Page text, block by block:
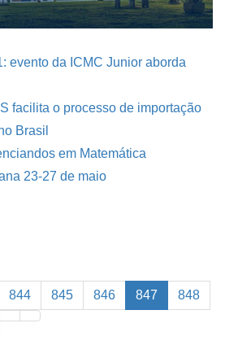
evento da ICMC Junior aborda
facilita o processo de importação
Brasil
em Matemática
23-27 de maio
844 845 846 847 848